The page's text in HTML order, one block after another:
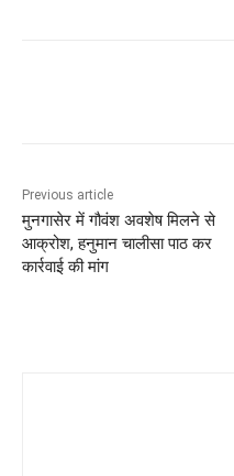
Previous article
मुनगासेर में गौवंश अवशेष मिलने से
आक्रोश, हनुमान चालीसा पाठ कर
कार्रवाई की मांग